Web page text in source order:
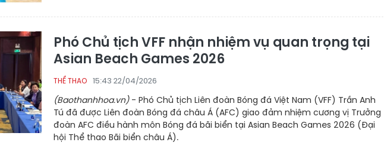
Phó Chủ tịch VFF nhận nhiệm vụ quan trọng tại
Asian Beach Games 2026
THỂ THAO 15:43 22/04/2026
(Baothanhhoa.vn)- Phó Chủ tịch Liên đoàn Bóng đá Việt Nam (VFF) Trần Anh
Tú đã được Liên đoàn Bóng đá châu Á (AFC) giao đảm nhiệm cương vị Trưởng
đoàn AFC điều hành môn Bóng đá bãi biển tại Asian Beach Games 2026 (Đại
hội Thể thao Bãi biển châu Á).